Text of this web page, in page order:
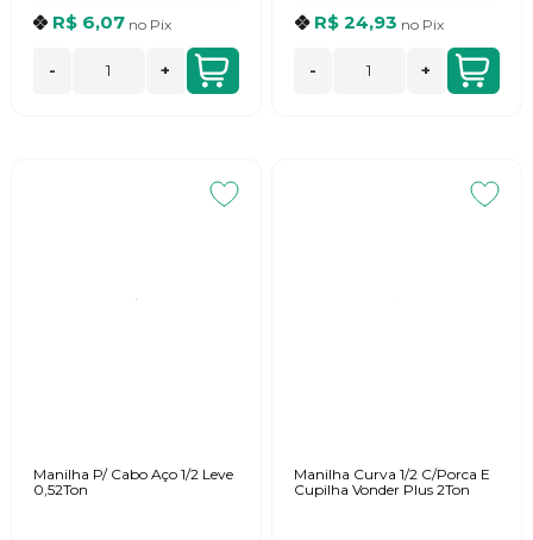
R$ 6,07 no Pix
- +
R$ 24,93 no Pix
- +
Manilha P/ Cabo Aço 1/2 Leve
0,52Ton
Manilha Curva 1/2 C/Porca E
Cupilha Vonder Plus 2Ton